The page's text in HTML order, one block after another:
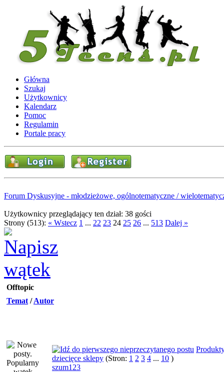
Główna
Szukaj
Użytkownicy
Kalendarz
Pomoc
Regulamin
Portale pracy
Forum Dyskusyjne - młodzieżowe, ogólnotematyczne /
Użytkownicy przeglądający ten dział: 38 gości
Strony (513): « Wstecz 1 ... 22 23 24 25 26 ... 513 Dalej »
Offtopic
Temat /Autor
dziecięce sklepy (Stron: 1 2 3 4 ... 10 )
szum123